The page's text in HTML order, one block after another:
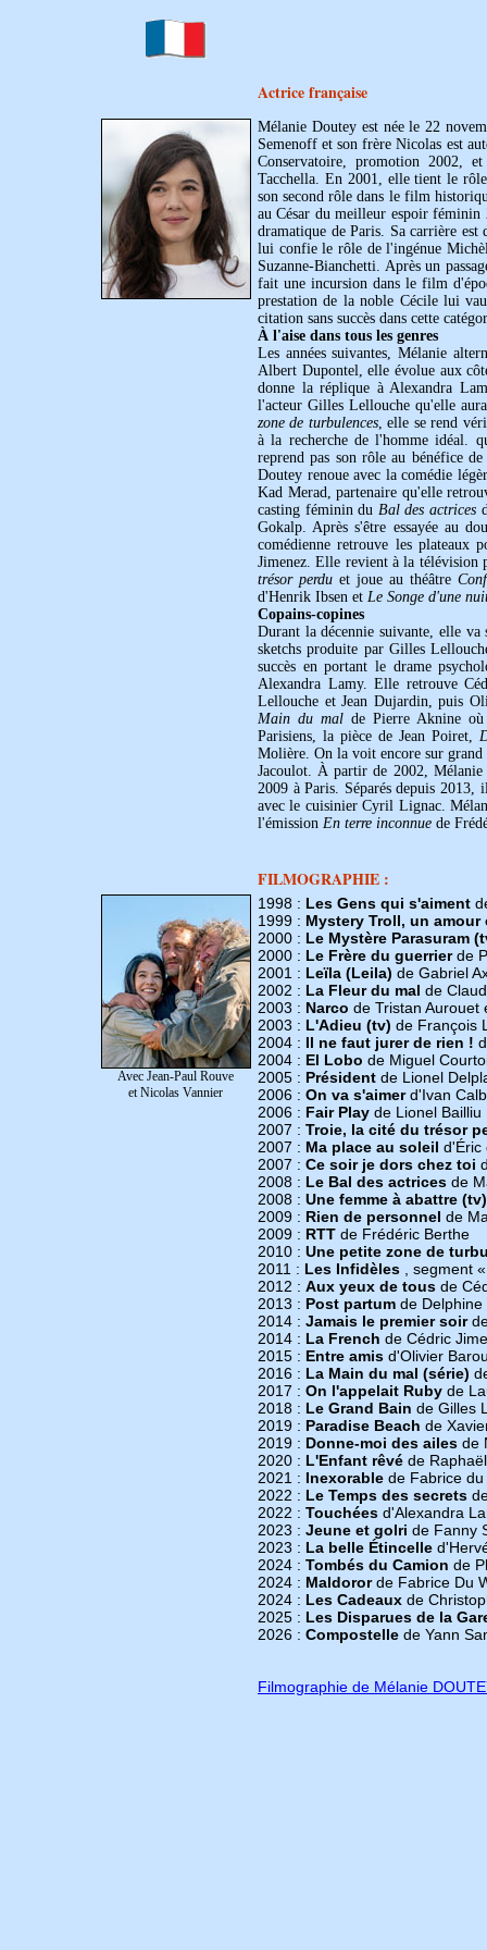
Actrice française
Mélanie Doutey est née le 22
Semenoff et son frère Nicolas est
Conservatoire, promotion 2002,
Tacchella. En 2001, elle tient le
son second rôle dans le film
au César du meilleur espoir
dramatique de Paris. Sa carrière
lui confie le rôle de l'ingénue
Suzanne-Bianchetti. Après un
fait une incursion dans le film
prestation de la noble Cécile lui
citation sans succès dans cette
À l'aise dans tous les genres
Les années suivantes, Mélanie
Albert Dupontel, elle évolue aux
donne la réplique à Alexandra
l'acteur Gilles Lellouche qu'elle
zone de turbulences, elle se rend
à la recherche de l'homme idéal.
reprend pas son rôle au bénéfice
Doutey renoue avec la comédie
Kad Merad, partenaire qu'elle
casting féminin du Bal des actrices
Gokalp. Après s'être essayée au
comédienne retrouve les
Jimenez. Elle revient à la
trésor perduet joue au théâtre
d'Henrik Ibsen et Le Songe d'une
Copains-copines
Durant la décennie suivante, elle
sketchs produite par Gilles
succès en portant le drame
Alexandra Lamy. Elle retrouve
Lellouche et Jean Dujardin, puis
Main du mal de Pierre Aknine
Parisiens, la pièce de Jean Poiret,
Molière. On la voit encore sur grand
Jacoulot. À partir de 2002,
2009 à Paris. Séparés depuis
avec le cuisinier Cyril Lignac.
l'émission En terre inconnue de
FILMOGRAPHIE :
Avec Jean-Paul Rouve
et Nicolas Vannier
1998 : Les Gens qui s'aiment
1999 : Mystery Troll, un amour
2000 : Le Mystère Parasuram
2000 : Le Frère du guerrierde
2001 : Leïla (Leila) de Gabriel
2002 : La Fleur du mal de
2003 : Narco de Tristan Aurouet
2003 : L'Adieu (tv) de François
2004 : Il ne faut jurer de rien !
2004 : El Lobo de Miguel
2005 : Président de Lionel
2006 : On va s'aimerd'Ivan
2006 : Fair Play de Lionel Bailliu
2007 : Troie, la cité du trésor
2007 : Ma place au soleil d'Éric
2007 : Ce soir je dors chez toi
2008 : Le Bal des actrices de
2008 : Une femme à abattre (tv)
2009 : Rien de personnel de
2009 : RTT de Frédéric Berthe
2010 : Une petite zone de
2011 : Les Infidèles
, segment
2012 : Aux yeux de tous de
2013 : Post partum de Delphine
2014 : Jamais le premier soir
2014 : La French de Cédric
2015 : Entre amis d'Olivier
2016 : La Main du mal (série)
2017 : On l'appelait Ruby de
2018 : Le Grand Bain de Gilles
2019 : Paradise Beach de
2019 : Donne-moi des ailes de
2020 : L'Enfant rêvé de
2021 : Inexorable de Fabrice du
2022 : Le Temps des secrets
2022 : Touchées d'Alexandra
2023 : Jeune et golri de Fanny
2023 : La belle Étincelle
2024 : Tombés du Camion de
2024 : Maldororde Fabrice Du
2024 : Les Cadeaux de
2025 : Les Disparues de la
2026 : Compostelle de Yann
Filmographie de Mélanie